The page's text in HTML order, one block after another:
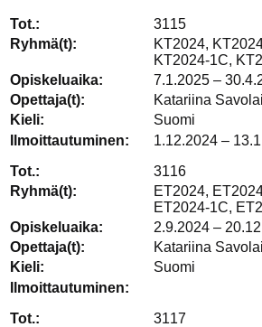
3115
KT2024,
KT2024-1C,
7.1.2025 –
Katariina
Suomi
1.12.2024 –
3116
ET2024,
ET2024-1C,
2.9.2024 –
Katariina
Suomi
3117